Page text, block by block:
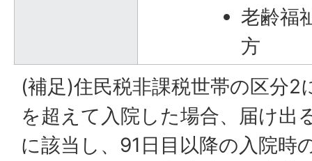
老齢福
方
(補足)住民税非課税世帯の区分
を超えて入院した場合、届け出
に該当し、91日目以降の入院時